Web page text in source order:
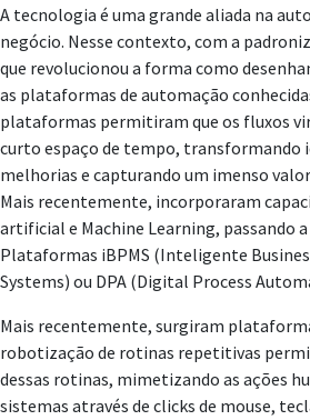
A tecnologia é uma grande aliada na
negócio. Nesse contexto, com a
que revolucionou a forma como
as plataformas de automação
plataformas permitiram que os fluxos
curto espaço de tempo, transformando
melhorias e capturando um imenso
Mais recentemente, incorporaram
artificial e Machine Learning, passando a
Plataformas iBPMS (Inteligente
Systems) ou DPA (Digital Process
Mais recentemente, surgiram
robotização de rotinas repetitivas
dessas rotinas, mimetizando as ações
sistemas através de clicks de mouse,